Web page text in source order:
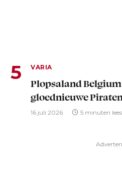
VARIA
Plopsaland
gloednieuwe
16 juli 2026 5 minuten